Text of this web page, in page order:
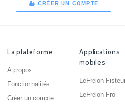
CRÉER UN COMPTE
La plateforme
A propos
Fonctionnalités
Créer un compte
Applications
mobiles
LeFrelon Pisteur
LeFrelon Pro